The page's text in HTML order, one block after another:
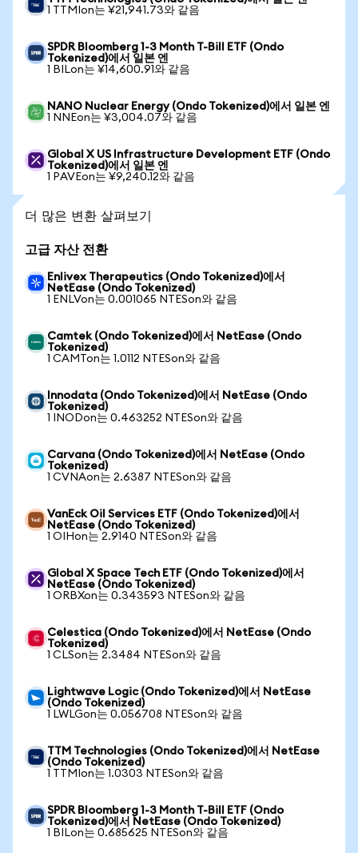
1 TTMIon는 ¥21,941.73와 같음
SPDR Bloomberg 1-3 Month T-Bill ETF (Ondo
Tokenized)에서 일본 엔
1 BILon는 ¥14,600.91와 같음
NANO Nuclear Energy (Ondo Tokenized)에서 일본 엔
1 NNEon는 ¥3,004.07와 같음
Global X US Infrastructure Development ETF (Ondo
Tokenized)에서 일본 엔
1 PAVEon는 ¥9,240.12와 같음
더 많은 변환 살펴보기
고급 자산 전환
Enlivex Therapeutics (Ondo Tokenized)에서
NetEase (Ondo Tokenized)
1 ENLVon는 0.001065 NTESon와 같음
Camtek (Ondo Tokenized)에서 NetEase (Ondo
Tokenized)
1 CAMTon는 1.0112 NTESon와 같음
Innodata (Ondo Tokenized)에서 NetEase (Ondo
Tokenized)
1 INODon는 0.463252 NTESon와 같음
Carvana (Ondo Tokenized)에서 NetEase (Ondo
Tokenized)
1 CVNAon는 2.6387 NTESon와 같음
VanEck Oil Services ETF (Ondo Tokenized)에서
NetEase (Ondo Tokenized)
1 OIHon는 2.9140 NTESon와 같음
Global X Space Tech ETF (Ondo Tokenized)에서
NetEase (Ondo Tokenized)
1 ORBXon는 0.343593 NTESon와 같음
Celestica (Ondo Tokenized)에서 NetEase (Ondo
Tokenized)
1 CLSon는 2.3484 NTESon와 같음
Lightwave Logic (Ondo Tokenized)에서 NetEase
(Ondo Tokenized)
1 LWLGon는 0.056708 NTESon와 같음
TTM Technologies (Ondo Tokenized)에서 NetEase
(Ondo Tokenized)
1 TTMIon는 1.0303 NTESon와 같음
SPDR Bloomberg 1-3 Month T-Bill ETF (Ondo
Tokenized)에서 NetEase (Ondo Tokenized)
1 BILon는 0.685625 NTESon와 같음